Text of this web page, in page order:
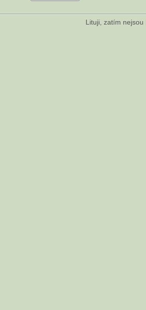
Lituji, zatím